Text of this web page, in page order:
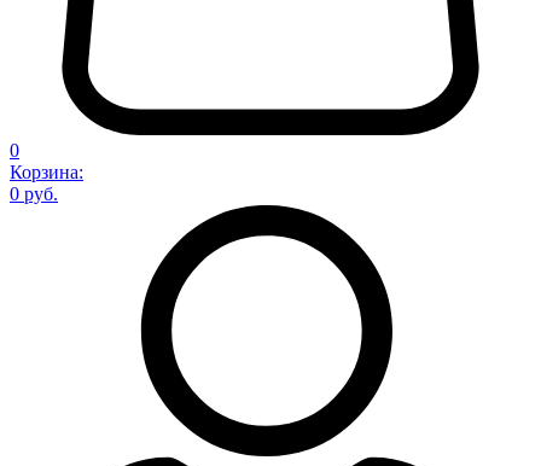
0
Корзина:
0 руб.